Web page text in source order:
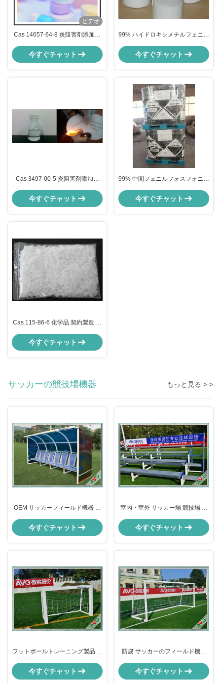
ビデオ
Cas 14657-64-8 炎阻害剤添加物
プロパノ酸 L1111液体 0701v1
今すぐチャット
99% ハイドロキシメチルフェニル
ス 61451-78-3, C7H9O3P
今すぐチャット
Cas 3497-00-5 炎阻害剤添加物
ォニック・ディクロライド 中間物
今すぐチャット
99% 中間フェニルフォスフォニク
824-72-6
今すぐチャット
Cas 115-86-6 化学品 契約製造 ト
99% Min 炎阻害剤
今すぐチャット
サッカーの競技場機器 もっと見る > >
OEM サッカーフィールド機器 ポ
シート テスト123
今すぐチャット
室内・室外 サッカー場 競技場 ス
今すぐチャット
フットボールトレーニング製品 膨
ミニフットボール ゴールポスト
今すぐチャット
防腐 サッカーのフィールド機器
ッカーのゴールポスト
今すぐチャット